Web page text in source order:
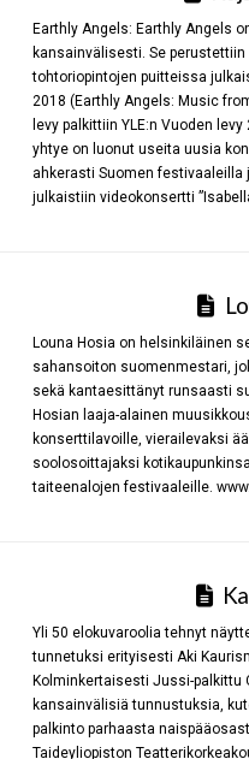
Earthly Angels: Earthly Angels
kansainvälisesti. Se
tohtoriopintojen puitteissa
2018 (Earthly Angels: Music
levy palkittiin YLE:n Vuoden
yhtye on luonut useita uusia
ahkerasti Suomen
julkaistiin videokonsertti
Louna Hosia on helsinkiläinen
sahansoiton suomenmestari,
sekä kantaesittänyt runsaasti
Hosian laaja-alainen
konserttilavoille, vierailevaksi
soolosoittajaksi
taiteenalojen festivaaleille.
Yli 50 elokuvaroolia tehnyt
tunnetuksi erityisesti Aki
Kolminkertaisesti Jussi-palkittu
kansainvälisiä tunnustuksia,
palkinto parhaasta
Taideyliopiston